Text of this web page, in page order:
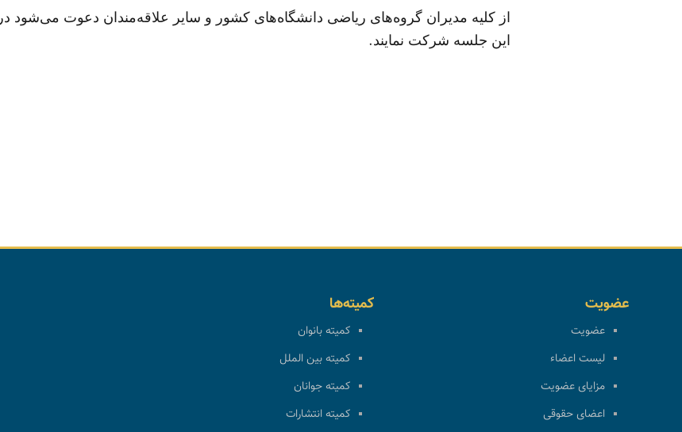
از کلیه مدیران گروه‌های ریاضی دانشگاه‌های کشور و سایر علاقه‌مندان دعوت می‌شود در
این جلسه شرکت نمایند.
عضویت
عضویت
لیست اعضاء
مزایای عضویت
اعضای حقوقی
کمیته‌ها
کمیته بانوان
کمیته بین الملل
کمیته جوانان
کمیته انتشارات